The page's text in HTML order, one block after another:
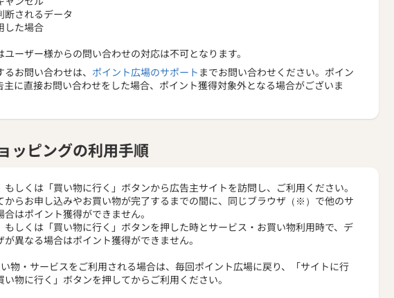
断されるデータ
した場合
ーザー様からの問い合わせの対応は不可となります。
お問い合わせは、 ポイント広場のサポート までお問い合わせください。ポイン
主に直接お問い合わせをした場合、ポイント獲得対象外となる場合がございま
ッピングの利用手順
もしくは「買い物に行く」ボタンから広告主サイトを訪問し、ご利用ください。
からお申し込みやお買い物が完了するまでの間に、同じブラウザ（※）で他のサ
はポイント獲得ができません。
もしくは「買い物に行く」ボタンを押した時とサービス・お買い物利用時で、デ
異なる場合はポイント獲得ができません。
物・サービスをご利用される場合は、毎回ポイント広場に戻り、「サイトに行
い物に行く」ボタンを押してからご利用ください。